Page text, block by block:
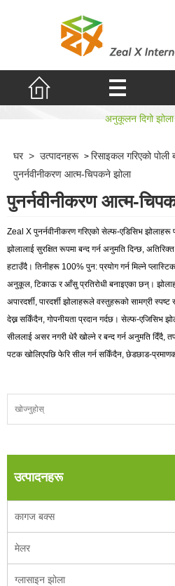
आत्म-चिपकने
अनुकूलन दिगो
घर > उत्पादनहरू > रिसाइकल गरिएको पोली
पुनर्नवीनीकरण आत्म-चिपकने झोला
पुनर्नवीनीकरण आत्म-
Zeal X पुनर्नवीनीकरण गरिएको सेल्फ-एडिसिभ
झोलालाई सुरक्षित रूपमा बन्द गर्न अनुमति दिन्छ,
हटाउँदै। तिनीहरू 100% पुन: प्रयोग गर्न मिल्ने प्लास्टिक
अनुकूल, टिकाऊ र आँसु प्रतिरोधी बनाइएका छन्।
अपारदर्शी, पारदर्शी झोलाहरूले वस्तुहरूको सामग्री
देख्न सकिँदैन, गोपनीयता प्रदान गर्दछ। सेल्फ-एजिसिभ
सीललाई असर नगरी धेरै खोल्ने र बन्द गर्न अनुमति दिँदै,
पटक खोलिएपछि फेरि सील गर्न सकिँदैन, छेडछाड-
उत्पादनहरू
कागज बक्स
मेलर
ग्लासाइन झोला